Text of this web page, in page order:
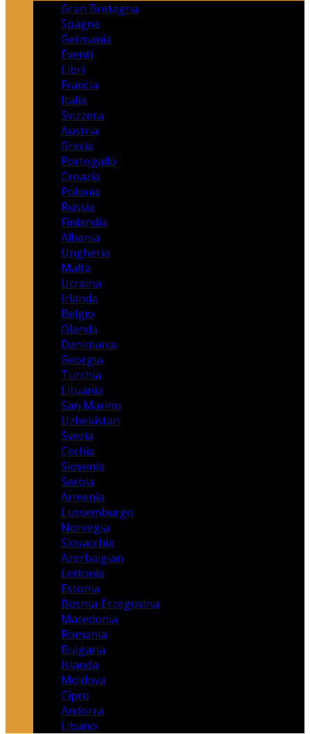
Gran Bretagna
Spagna
Germania
Eventi
Libri
Francia
Italia
Svizzera
Austria
Grecia
Portogallo
Croazia
Polonia
Russia
Finlandia
Albania
Ungheria
Malta
Ucraina
Irlanda
Belgio
Olanda
Danimarca
Georgia
Turchia
Lituania
San Marino
Uzbekistan
Svezia
Cechia
Slovenia
Serbia
Armenia
Lussemburgo
Norvegia
Slovacchia
Azerbaigian
Lettonia
Estonia
Bosnia-Erzegovina
Macedonia
Romania
Bulgaria
Islanda
Moldova
Cipro
Andorra
Libano